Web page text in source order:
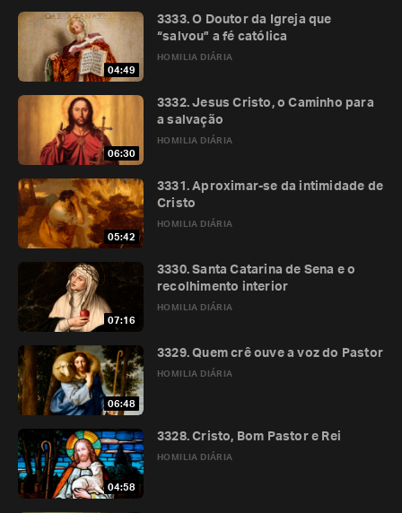
04:49
HOMILIA DIÁRIA
3333. O Doutor da Igreja que
“salvou” a fé católica
06:30
HOMILIA DIÁRIA
3332. Jesus Cristo, o Caminho para
a salvação
05:42
HOMILIA DIÁRIA
3331. Aproximar-se da intimidade de
Cristo
07:16
HOMILIA DIÁRIA
3330. Santa Catarina de Sena e o
recolhimento interior
06:48
HOMILIA DIÁRIA
3329. Quem crê ouve a voz do Pastor
04:58
HOMILIA DIÁRIA
3328. Cristo, Bom Pastor e Rei